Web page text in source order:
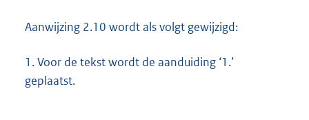
Aanwijzing 2.10 wordt als volgt gewijzigd:
1.Voor de tekst wordt de aanduiding ‘1.’
geplaatst.